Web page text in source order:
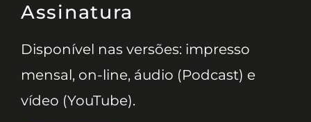
Assinatura
Disponível nas versões: impresso
mensal, on-line, áudio (Podcast) e
vídeo (YouTube).